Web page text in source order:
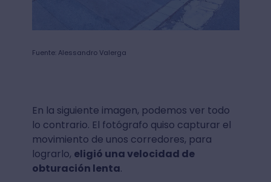
Fuente: Alessandro Valerga
En la siguiente imagen, podemos ver todo
lo contrario. El fotógrafo quiso capturar el
movimiento de unos corredores, para
lograrlo, eligió una velocidad de
obturación lenta.